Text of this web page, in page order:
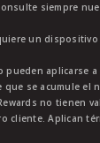
siempre
un
pueden aplicarse
que se acumule el
no tienen
cliente. Aplican